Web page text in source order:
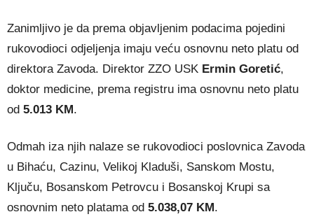
Zanimljivo je da prema objavljenim podacima pojedini
rukovodioci odjeljenja imaju veću osnovnu neto platu od
direktora Zavoda. Direktor ZZO USK Ermin Goretić,
doktor medicine, prema registru ima osnovnu neto platu
od 5.013 KM.
Odmah iza njih nalaze se rukovodioci poslovnica Zavoda
u Bihaću, Cazinu, Velikoj Kladuši, Sanskom Mostu,
Ključu, Bosanskom Petrovcu i Bosanskoj Krupi sa
osnovnim neto platama od 5.038,07 KM.